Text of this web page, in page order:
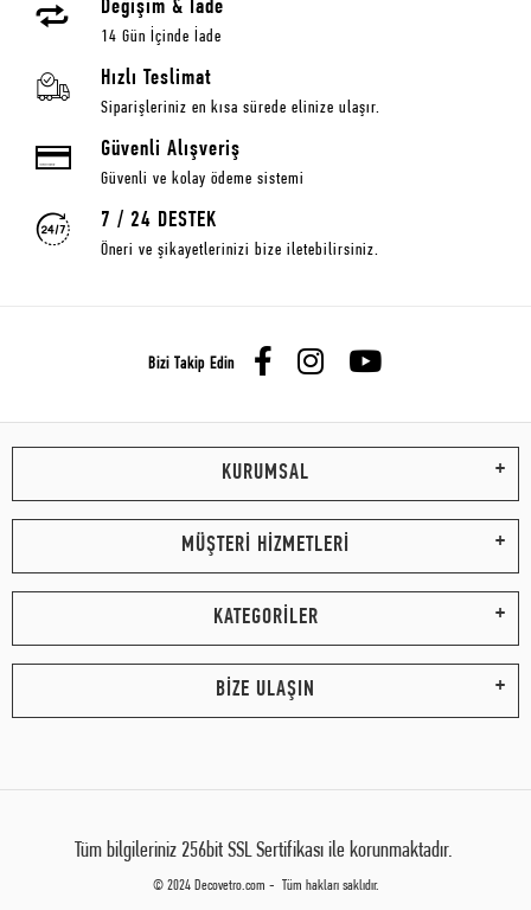
Değişim & İade
14 Gün İçinde İade
Hızlı Teslimat
Siparişleriniz en kısa sürede elinize ulaşır.
Güvenli Alışveriş
Güvenli ve kolay ödeme sistemi
7 / 24 DESTEK
Öneri ve şikayetlerinizi bize iletebilirsiniz.
Bizi Takip Edin
KURUMSAL
MÜŞTERİ HİZMETLERİ
KATEGORİLER
BİZE ULAŞIN
Tüm bilgileriniz 256bit SSL Sertifikası ile korunmaktadır.
© 2024 Decovetro.com - Tüm hakları saklıdır.